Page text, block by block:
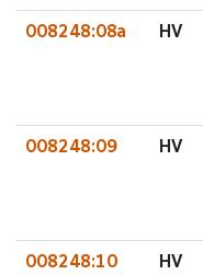
008248:08a HV
008248:09 HV
008248:10 HV